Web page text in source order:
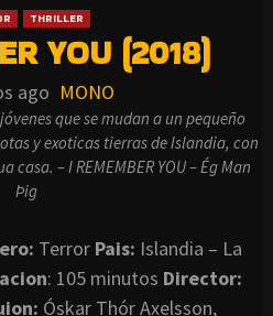
THRILLER
YOU (2018)
ago MONO
que se mudan a un pequeño
y exoticas tierras de Islandia, con
– I REMEMBER YOU – Ég Man
Þig
Terror Pais: Islandia – La
: 105 minutos Director:
Óskar Thór Axelsson,